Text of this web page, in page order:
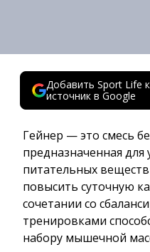
Добавить Sport Life
источник в Google
Гейнер — это смесь
предназначенная для
питательных
повысить суточную
сочетании со
тренировками
набору мышечной